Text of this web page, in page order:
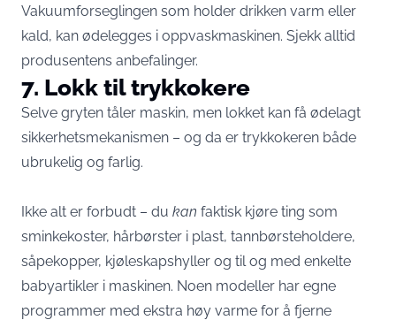
Vakuumforseglingen som holder drikken varm eller
kald, kan ødelegges i oppvaskmaskinen. Sjekk alltid
produsentens anbefalinger.
7. Lokk til trykkokere
Selve gryten tåler maskin, men lokket kan få ødelagt
sikkerhetsmekanismen – og da er trykkokeren både
ubrukelig og farlig.
Ikke alt er forbudt – du kan faktisk kjøre ting som
sminkekoster, hårbørster i plast, tannbørsteholdere,
såpekopper, kjøleskapshyller og til og med enkelte
babyartikler i maskinen. Noen modeller har egne
programmer med ekstra høy varme for å fjerne